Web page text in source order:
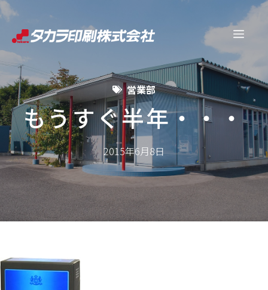
コ
ン
へ
ス
キ
プ
メ
ュ
ー
営業部
もうすぐ半年・・・
2015年6月8日